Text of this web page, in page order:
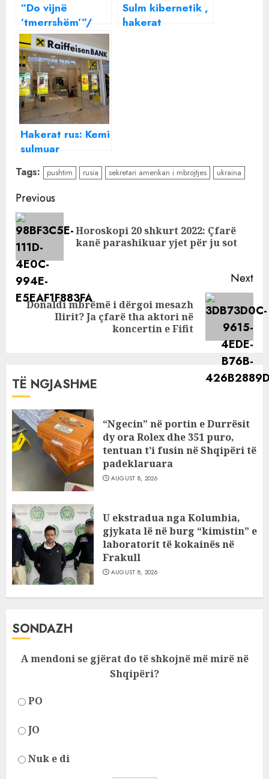
“Do vijnë
‘tmerrshëm’”/
Frrok Çupi plas
‘bombën’ për
Berishën e Metën
dhe bën
paralajmërimin e
frikshëm: Këta
janë betuar!
Sulm kibernetik ,
hakerat
Hakerat rus: Kemi
sulmuar
Raiffeisen Bank
dhe UBA-n. A
janë të sigurta të
dhënat e
klientëve pas
sulm it
kibernetik?
Tags: pushtim rusia sekretari amerikan i mbrojtjes ukraina
Continue
Reading
Previous
Horoskopi 20 shkurt 2022: Çfarë
kanë parashikuar yjet për ju sot
Next
Next
Donaldi mbrëmë i dërgoi mesazh
Ilirit? Ja çfarë tha aktori në
koncertin e Fifit
TË NGJASHME
“Ngecin” në portin e Durrësit
dy ora Rolex dhe 351 puro,
tentuan t’i fusin në Shqipëri të
padeklaruara
AUGUST 8, 2026
U ekstradua nga Kolumbia,
gjykata lë në burg “kimistin” e
laboratorit të kokainës në
Frakull
AUGUST 8, 2026
SONDAZH
A mendoni se gjërat do të shkojnë më mirë në
Shqipëri?
PO
JO
Nuk e di